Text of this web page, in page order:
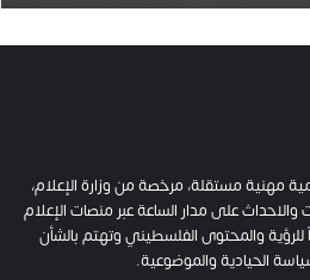
مهنية مستقلة، مرخصة من وزارة الإعلام،
على مدار الساعة عبر منصات الإعلام
والمحتوى الفلسطيني وتهتم بالشأن
الحيادية والموضوعية.